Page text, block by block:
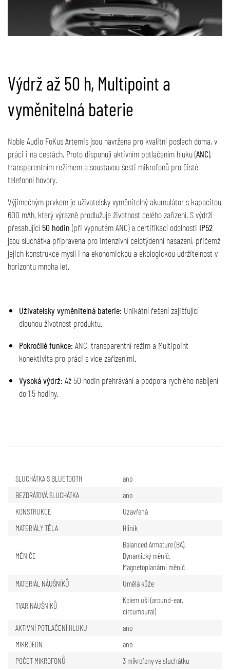
Výdrž až 50 h, Multipoint a
vyměnitelná baterie
Noble Audio FoKus Artemis jsou navržena pro kvalitní poslech doma, v
práci i na cestách. Proto disponují aktivním potlačením hluku (ANC),
transparentním režimem a soustavou šesti mikrofonů pro čisté
telefonní hovory.
Výjimečným prvkem je uživatelsky vyměnitelný akumulátor s kapacitou
600 mAh, který výrazně prodlužuje životnost celého zařízení. S výdrží
přesahující 50 hodin (při vypnutém ANC) a certifikací odolnosti IP52
jsou sluchátka připravena pro intenzivní celotýdenní nasazení, přičemž
jejich konstrukce myslí i na ekonomickou a ekologickou udržitelnost v
horizontu mnoha let.
Uživatelsky vyměnitelná baterie: Unikátní řešení zajišťující
dlouhou životnost produktu.
Pokročilé funkce: ANC, transparentní režim a Multipoint
konektivita pro práci s více zařízeními.
Vysoká výdrž: Až 50 hodin přehrávání a podpora rychlého nabíjení
do 1,5 hodiny.
SLUCHÁTKA S BLUETOOTH
ano
BEZDRÁTOVÁ SLUCHÁTKA
ano
KONSTRUKCE
Uzavřená
MATERIÁLY TĚLA
Hliník
MĚNIČE
Balanced Armature (BA),
Dynamický měnič,
Magnetoplanární měnič
MATERIÁL NÁUŠNÍKŮ
Umělá kůže
TVAR NÁUŠNÍKŮ
Kolem uší (around-ear,
circumaural)
AKTIVNÍ POTLAČENÍ HLUKU
ano
MIKROFON
ano
POČET MIKROFONŮ
3 mikrofony ve sluchátku